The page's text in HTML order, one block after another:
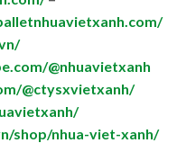
@nhuavietxanh
@ctysxvietxanh/
shop/nhua-viet-xanh/